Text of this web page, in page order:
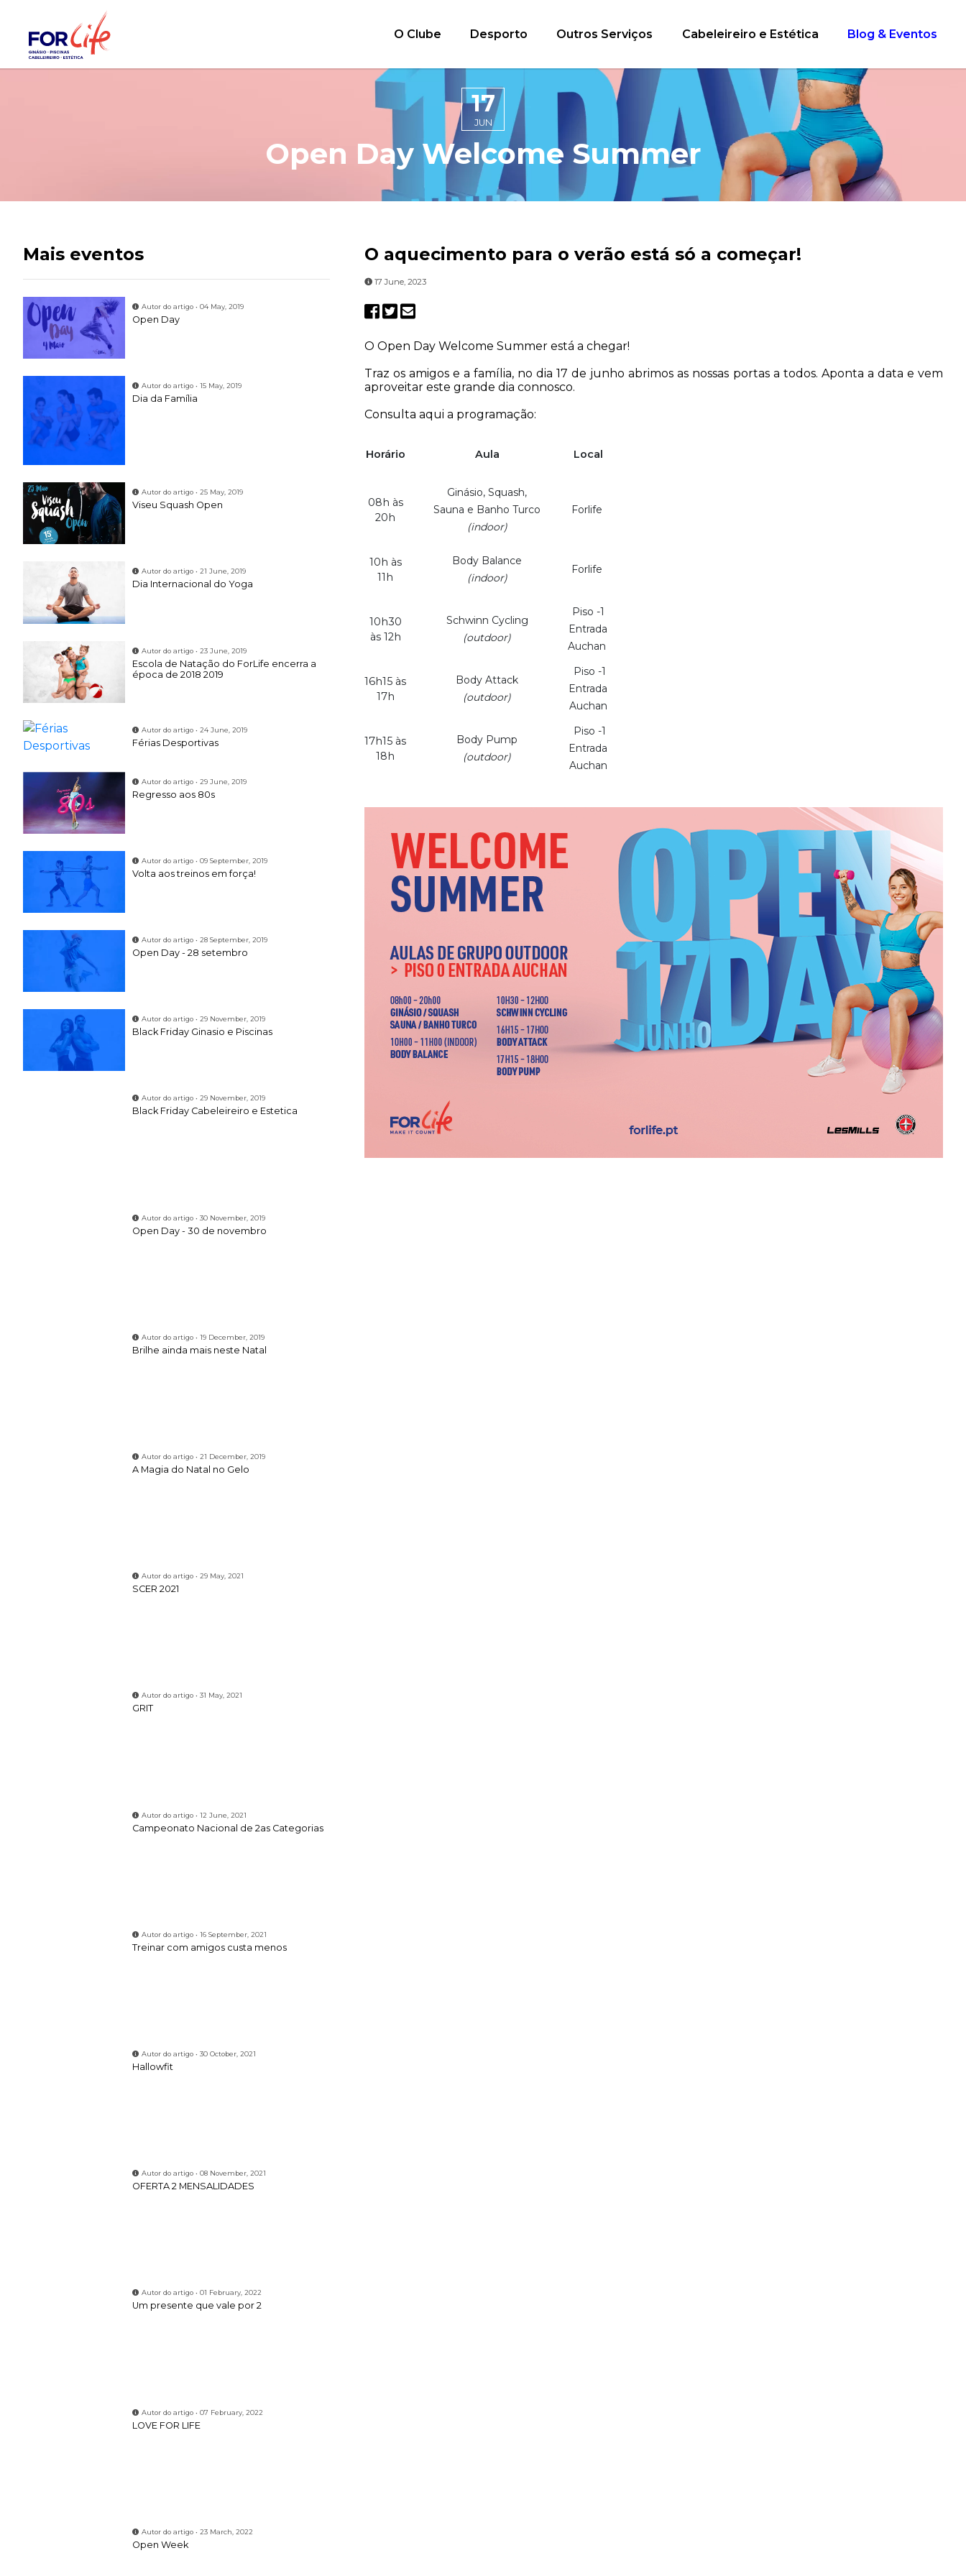
O Clube Desporto Outros Serviços Cabeleireiro e Estética Blog & Eventos
17
JUN
Open Day Welcome Summer
O aquecimento para o verão está só a começar!
17 June, 2023
O Open Day Welcome Summer está a chegar!
Traz os amigos e a família, no dia 17 de junho abrimos as nossas portas a todos. Aponta a data e vem
aproveitar este grande dia connosco.
Consulta aqui a programação:
Horário Aula Local
08h às
20h
Ginásio, Squash,
Sauna e Banho Turco
(indoor)
Forlife
10h às
11h
Body Balance
(indoor)
Forlife
10h30
às 12h
Schwinn Cycling
(outdoor)
Piso -1
Entrada
Auchan
16h15 às
17h
Body Attack
(outdoor)
Piso -1
Entrada
Auchan
17h15 às
18h
Body Pump
(outdoor)
Piso -1
Entrada
Auchan
Mais eventos
Autor do artigo • 04 May, 2019
Open Day
Autor do artigo • 15 May, 2019
Dia da Família
Autor do artigo • 25 May, 2019
Viseu Squash Open
Autor do artigo • 21 June, 2019
Dia Internacional do Yoga
Autor do artigo • 23 June, 2019
Escola de Natação do ForLife encerra a
época de 2018 2019
Autor do artigo • 24 June, 2019
Férias Desportivas
Autor do artigo • 29 June, 2019
Regresso aos 80s
Autor do artigo • 09 September, 2019
Volta aos treinos em força!
Autor do artigo • 28 September, 2019
Open Day - 28 setembro
Autor do artigo • 29 November, 2019
Black Friday Ginasio e Piscinas
Autor do artigo • 29 November, 2019
Black Friday Cabeleireiro e Estetica
Autor do artigo • 30 November, 2019
Open Day - 30 de novembro
Autor do artigo • 19 December, 2019
Brilhe ainda mais neste Natal
Autor do artigo • 21 December, 2019
A Magia do Natal no Gelo
Autor do artigo • 29 May, 2021
SCER 2021
Autor do artigo • 31 May, 2021
GRIT
Autor do artigo • 12 June, 2021
Campeonato Nacional de 2as Categorias
Autor do artigo • 16 September, 2021
Treinar com amigos custa menos
Autor do artigo • 30 October, 2021
Hallowfit
Autor do artigo • 08 November, 2021
OFERTA 2 MENSALIDADES
Autor do artigo • 01 February, 2022
Um presente que vale por 2
Autor do artigo • 07 February, 2022
LOVE FOR LIFE
Autor do artigo • 23 March, 2022
Open Week